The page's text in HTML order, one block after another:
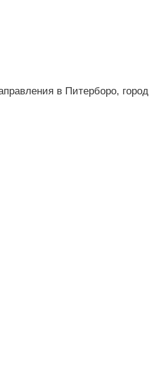
в Питерборо, город